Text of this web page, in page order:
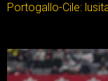
Portogallo-Cile: